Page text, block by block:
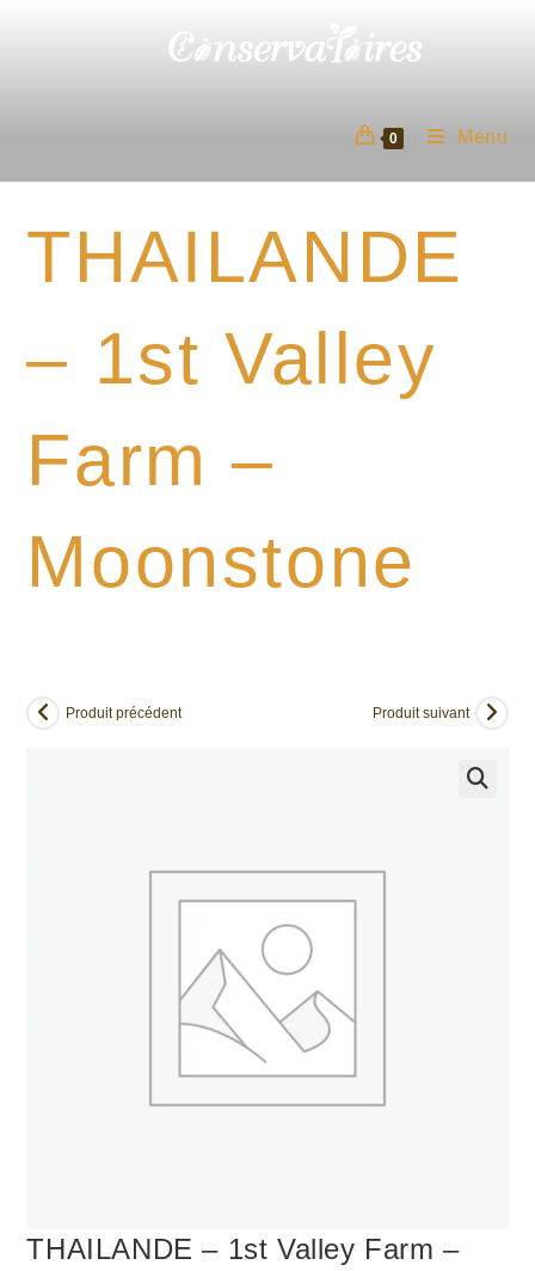
0 Menu
THAILANDE
– 1st Valley
Farm –
Moonstone
Produit précédent Produit suivant
THAILANDE – 1st Valley Farm –